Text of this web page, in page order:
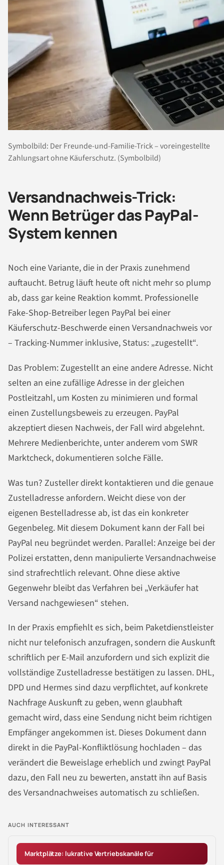
Symbolbild: Der Freunde-und-Familie-Trick – voreingestellte
Zahlungsart ohne Käuferschutz. (Symbolbild)
Versandnachweis-Trick:
Wenn Betrüger das PayPal-
System kennen
Noch eine Variante, die in der Praxis zunehmend
auftaucht. Betrug läuft heute oft nicht mehr so plump
ab, dass gar keine Reaktion kommt. Professionelle
Fake-Shop-Betreiber legen PayPal bei einer
Käuferschutz-Beschwerde einen Versandnachweis vor
– Tracking-Nummer inklusive, Status: „zugestellt“.
Das Problem: Zugestellt an eine andere Adresse. Nicht
selten an eine zufällige Adresse in der gleichen
Postleitzahl, um Kosten zu minimieren und formal
einen Zustellungsbeweis zu erzeugen. PayPal
akzeptiert diesen Nachweis, der Fall wird abgelehnt.
Mehrere Medienberichte, unter anderem vom SWR
Marktcheck, dokumentieren solche Fälle.
Was tun? Zusteller direkt kontaktieren und die genaue
Zustelladresse anfordern. Weicht diese von der
eigenen Bestelladresse ab, ist das ein konkreter
Gegenbeleg. Mit diesem Dokument kann der Fall bei
PayPal neu begründet werden. Parallel: Anzeige bei der
Polizei erstatten, denn manipulierte Versandnachweise
sind strafrechtlich relevant. Ohne diese aktive
Gegenwehr bleibt das Verfahren bei „Verkäufer hat
Versand nachgewiesen“ stehen.
In der Praxis empfiehlt es sich, beim Paketdienstleister
nicht nur telefonisch anzufragen, sondern die Auskunft
schriftlich per E-Mail anzufordern und sich explizit die
vollständige Zustelladresse bestätigen zu lassen. DHL,
DPD und Hermes sind dazu verpflichtet, auf konkrete
Nachfrage Auskunft zu geben, wenn glaubhaft
gemacht wird, dass eine Sendung nicht beim richtigen
Empfänger angekommen ist. Dieses Dokument dann
direkt in die PayPal-Konfliktlösung hochladen – das
verändert die Beweislage erheblich und zwingt PayPal
dazu, den Fall neu zu bewerten, anstatt ihn auf Basis
des Versandnachweises automatisch zu schließen.
AUCH INTERESSANT
Marktplätze: lukrative Vertriebskanäle für